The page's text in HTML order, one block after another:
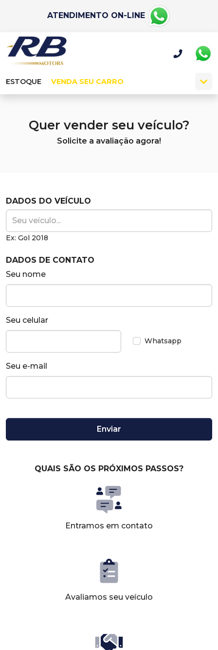
ATENDIMENTO ON-LINE
ESTOQUE VENDA SEU CARRO
Quer vender seu veículo?
Solicite a avaliação agora!
DADOS DO VEÍCULO
Ex: Gol 2018
DADOS DE CONTATO
Seu nome
Seu celular
Whatsapp
Seu e-mail
Enviar
QUAIS SÃO OS PRÓXIMOS PASSOS?
Entramos em contato
Avaliamos seu veículo